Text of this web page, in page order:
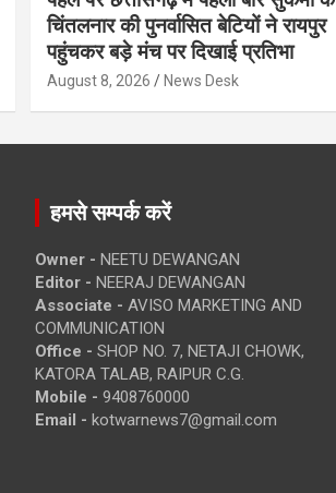
चिंतलनार की पुनर्वासित बेटियों ने रायपुर
पहुंचकर बड़े मंच पर दिखाई प्रतिभा
August 8, 2026 News Desk
हमसे सम्पर्क करें
Owner - NEETU DEWANGAN
Editor - NEERAJ DEWANGAN
Associate - AVISO MARKETING AND
COMMUNICATION
Office - SHOP NO. 7, NETAJI CHOWK,
KATORA TALAB, RAIPUR C.G.
Mobile - 9408760000
Email - kotwarnews7@gmail.com